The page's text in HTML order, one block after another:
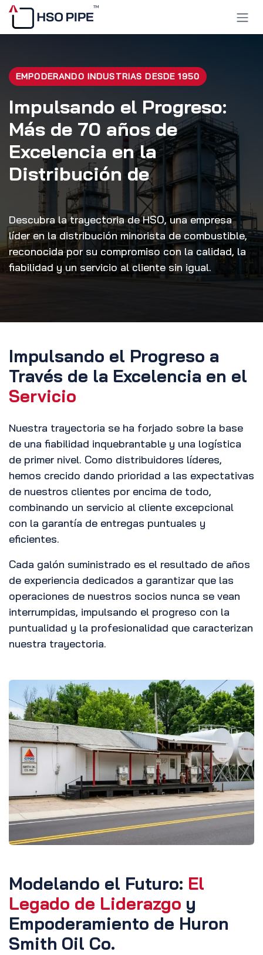
Ir al contenido
EMPODERANDO INDUSTRIAS DESDE 1950
Impulsando el Progreso:
Más de 70 años de
Excelencia en la
Distribución de
Descubra la trayectoria de HSO, una empresa
líder en la distribución minorista de combustible,
reconocida por su compromiso con la calidad, la
fiabilidad y un servicio al cliente sin igual.
Impulsando el Progreso a
Través de la Excelencia en el
Servicio
Nuestra trayectoria se ha forjado sobre la base
de una fiabilidad inquebrantable y una logística
de primer nivel. Como distribuidores líderes,
hemos crecido dando prioridad a las expectativas
de nuestros clientes por encima de todo,
combinando un servicio al cliente excepcional
con la garantía de entregas puntuales y
eficientes.
Cada galón suministrado es el resultado de años
de experiencia dedicados a garantizar que las
operaciones de nuestros socios nunca se vean
interrumpidas, impulsando el progreso con la
puntualidad y la profesionalidad que caracterizan
nuestra trayectoria.
Modelando el Futuro: El
Legado de Liderazgo y
Empoderamiento de Huron
Smith Oil Co.